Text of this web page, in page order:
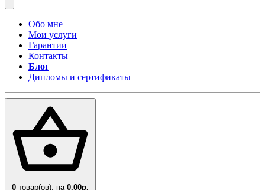
Обо мне
Мои услуги
Гарантии
Контакты
Блог
Дипломы и сертификаты
0 товар(ов), на 0.00р.